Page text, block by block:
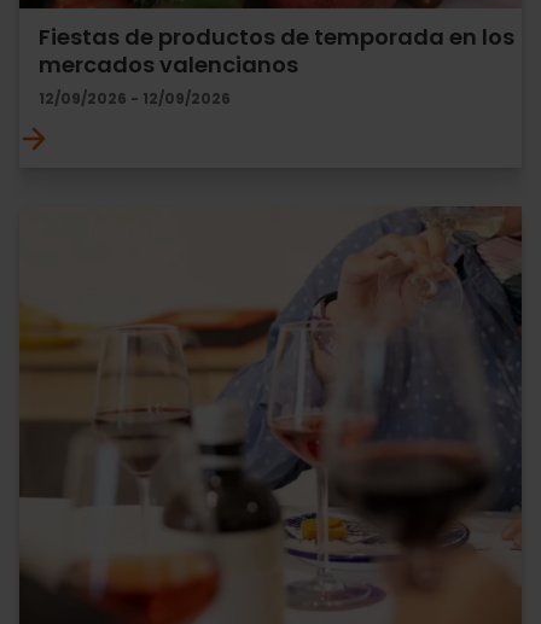
Fiestas de productos de temporada en los
mercados valencianos
12/09/2026 - 12/09/2026